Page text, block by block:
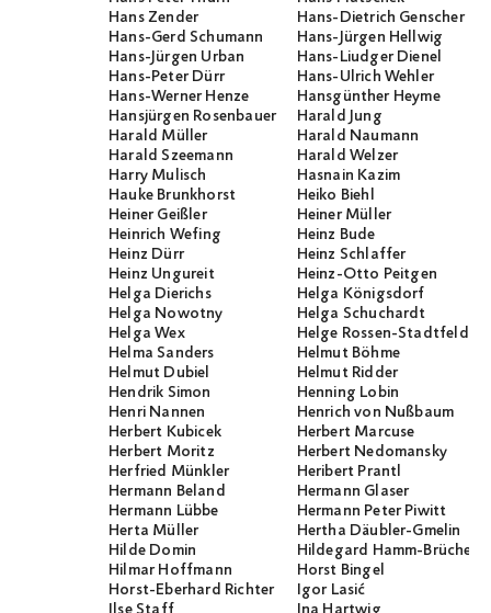
Hans Zender
Hans-Dietrich Genscher
Hans-Gerd Schumann
Hans-Jürgen Hellwig
Hans-Jürgen Urban
Hans-Liudger Dienel
Hans-Peter Dürr
Hans-Ulrich Wehler
Hans-Werner Henze
Hansgünther Heyme
Hansjürgen Rosenbauer
Harald Jung
Harald Müller
Harald Naumann
Harald Szeemann
Harald Welzer
Harry Mulisch
Hasnain Kazim
Hauke Brunkhorst
Heiko Biehl
Heiner Geißler
Heiner Müller
Heinrich Wefing
Heinz Bude
Heinz Dürr
Heinz Schlaffer
Heinz Ungureit
Heinz-Otto Peitgen
Helga Dierichs
Helga Königsdorf
Helga Nowotny
Helga Schuchardt
Helga Wex
Helge Rossen-Stadtfeld
Helma Sanders
Helmut Böhme
Helmut Dubiel
Helmut Ridder
Hendrik Simon
Henning Lobin
Henri Nannen
Henrich von Nußbaum
Herbert Kubicek
Herbert Marcuse
Herbert Moritz
Herbert Nedomansky
Herfried Münkler
Heribert Prantl
Hermann Beland
Hermann Glaser
Hermann Lübbe
Hermann Peter Piwitt
Herta Müller
Hertha Däubler-Gmelin
Hilde Domin
Hildegard Hamm-Brücher
Hilmar Hoffmann
Horst Bingel
Horst-Eberhard Richter
Igor Lasić